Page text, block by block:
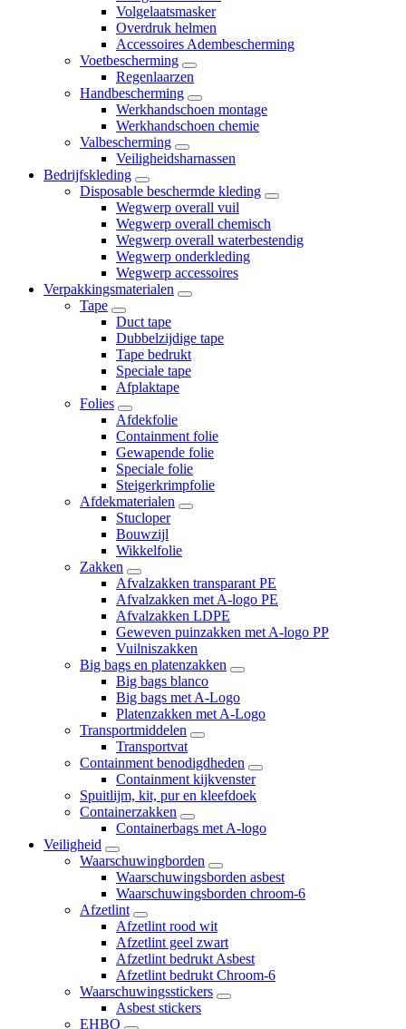
Volgelaatsmasker
Overdruk helmen
Accessoires Adembescherming
Voetbescherming
Regenlaarzen
Handbescherming
Werkhandschoen montage
Werkhandschoen chemie
Valbescherming
Veiligheidsharnassen
Bedrijfskleding
Disposable beschermde kleding
Wegwerp overall vuil
Wegwerp overall chemisch
Wegwerp overall waterbestendig
Wegwerp onderkleding
Wegwerp accessoires
Verpakkingsmaterialen
Tape
Duct tape
Dubbelzijdige tape
Tape bedrukt
Speciale tape
Afplaktape
Folies
Afdekfolie
Containment folie
Gewapende folie
Speciale folie
Steigerkrimpfolie
Afdekmaterialen
Stucloper
Bouwzijl
Wikkelfolie
Zakken
Afvalzakken transparant PE
Afvalzakken met A-logo PE
Afvalzakken LDPE
Geweven puinzakken met A-logo PP
Vuilniszakken
Big bags en platenzakken
Big bags blanco
Big bags met A-Logo
Platenzakken met A-Logo
Transportmiddelen
Transportvat
Containment benodigdheden
Containment kijkvenster
Spuitlijm, kit, pur en kleefdoek
Containerzakken
Containerbags met A-logo
Veiligheid
Waarschuwingborden
Waarschuwingsborden asbest
Waarschuwingsborden chroom-6
Afzetlint
Afzetlint rood wit
Afzetlint geel zwart
Afzetlint bedrukt Asbest
Afzetlint bedrukt Chroom-6
Waarschuwingsstickers
Asbest stickers
EHBO